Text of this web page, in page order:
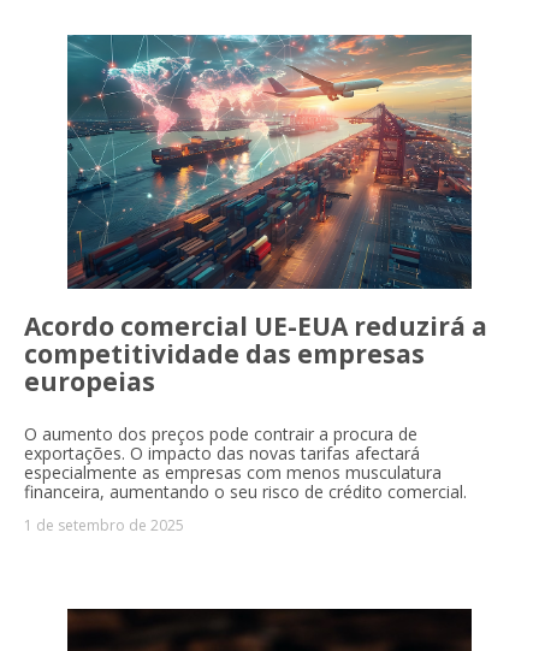
Acordo comercial UE-EUA reduzirá a
competitividade das empresas
europeias
O aumento dos preços pode contrair a procura de
exportações. O impacto das novas tarifas afectará
especialmente as empresas com menos musculatura
financeira, aumentando o seu risco de crédito comercial.
1 de setembro de 2025